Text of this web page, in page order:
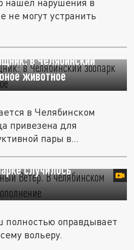
не могут устранить
в Челябинский
животное
в Челябинском
привезена для
пары в
Ветер". В
случилось
оправдывает
вольеру.